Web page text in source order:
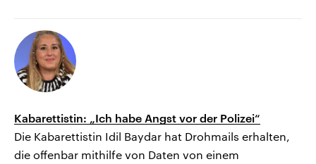
Kabarettistin: „Ich habe Angst vor der Polizei“
Die Kabarettistin Idil Baydar hat Drohmails erhalten,
die offenbar mithilfe von Daten von einem